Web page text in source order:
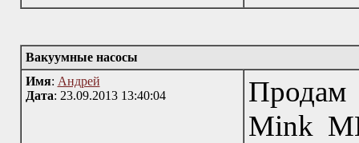
Вакуумные насосы
Имя: Андрей
Дата: 23.09.2013 13:40:04
Mink